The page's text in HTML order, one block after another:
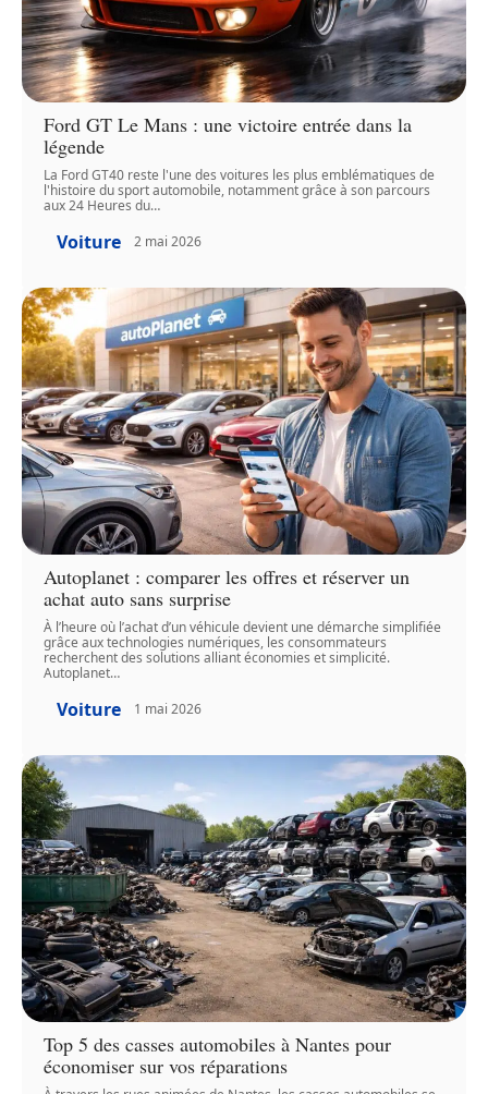
Ford GT Le Mans : une victoire entrée dans la
légende
La Ford GT40 reste l'une des voitures les plus emblématiques de
l'histoire du sport automobile, notamment grâce à son parcours
aux 24 Heures du…
Voiture 2 mai 2026
Autoplanet : comparer les offres et réserver un
achat auto sans surprise
À l’heure où l’achat d’un véhicule devient une démarche simplifiée
grâce aux technologies numériques, les consommateurs
recherchent des solutions alliant économies et simplicité.
Autoplanet…
Voiture 1 mai 2026
Top 5 des casses automobiles à Nantes pour
économiser sur vos réparations